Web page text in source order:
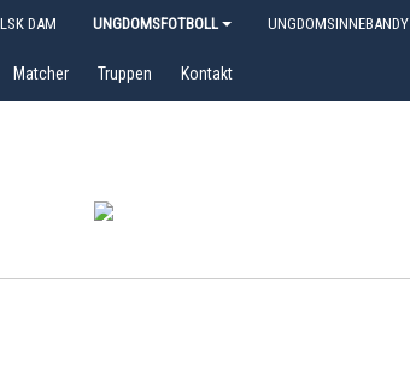
LSK DAM UNGDOMSFOTBOLL UNGDOMSINNEBANDY
Matcher Truppen Kontakt